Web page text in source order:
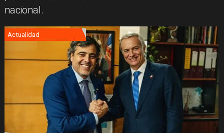
nacional.
Actualidad